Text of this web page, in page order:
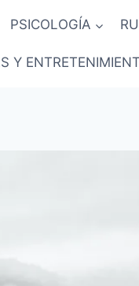
PSICOLOGÍA
Y